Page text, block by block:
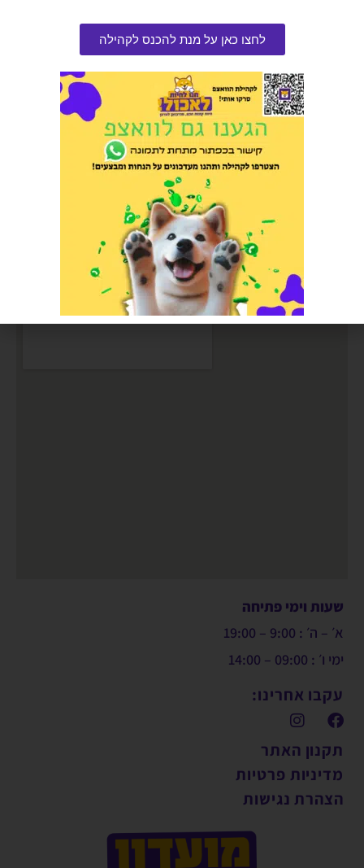
הרשמה
שעות וימי פתיחה
א׳ – ה׳ : 9:00 – 19:00
ימי ו׳ : 09:00 – 14:00
עקבו אחרינו:
תקנון האתר
מדיניות פרטיות
הצהרת נגישות
לחצו כאן על מנת להכנס לקהילה